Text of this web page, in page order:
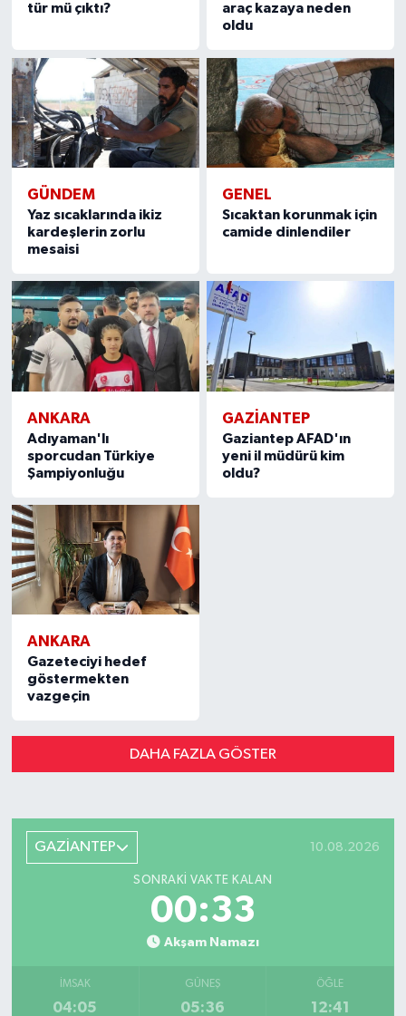
tür mü çıktı?
araç kazaya neden
oldu
GÜNDEM
Yaz sıcaklarında ikiz
kardeşlerin zorlu
mesaisi
GENEL
Sıcaktan korunmak için
camide dinlendiler
ANKARA
Adıyaman'lı
sporcudan Türkiye
Şampiyonluğu
GAZIANTEP
Gaziantep AFAD'ın
yeni il müdürü kim
oldu?
ANKARA
Gazeteciyi hedef
göstermekten
vazgeçin
DAHA FAZLA GÖSTER
GAZİANTEP 10.08.2026
SONRAKI VAKTE KALAN
00:32
Akşam Namazı
İMSAK
04:05
GÜNEŞ
05:36
ÖĞLE
12:41